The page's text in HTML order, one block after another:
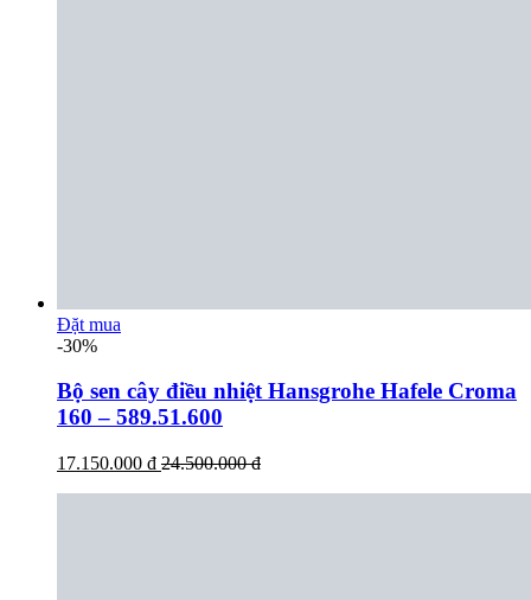
Đặt mua
-30%
Bộ sen cây điều nhiệt Hansgrohe Hafele Croma
160 – 589.51.600
17.150.000 đ 24.500.000 đ